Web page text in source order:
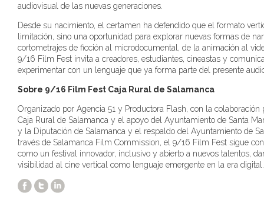
audiovisual de las nuevas generaciones.
Desde su nacimiento, el certamen ha defendido que el formato
limitación, sino una oportunidad para explorar nuevas formas de
cortometrajes de ficción al microdocumental, de la animación al
9/16 Film Fest invita a creadores, estudiantes, cineastas y
experimentar con un lenguaje que ya forma parte del presente
Sobre 9/16 Film Fest Caja Rural de Salamanca
Organizado por Agencia 51 y Productora Flash, con la colaboración
Caja Rural de Salamanca y el apoyo del Ayuntamiento de Santa
y la Diputación de Salamanca y el respaldo del Ayuntamiento de
través de Salamanca Film Commission, el 9/16 Film Fest sigue
como un festival innovador, inclusivo y abierto a nuevos talentos,
visibilidad al cine vertical como lenguaje emergente en la era digital.